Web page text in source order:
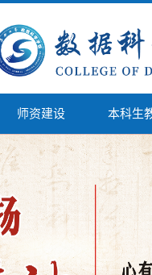
师资建设 本科生